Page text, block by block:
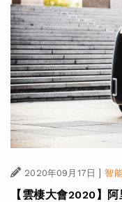
2020年09月17日 | 智
【雲棲大會2020】